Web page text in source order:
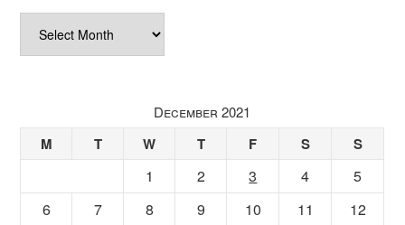
December 2021
M T W T F S S
1 2 3 4
5
6
7 8 9 10 11
12